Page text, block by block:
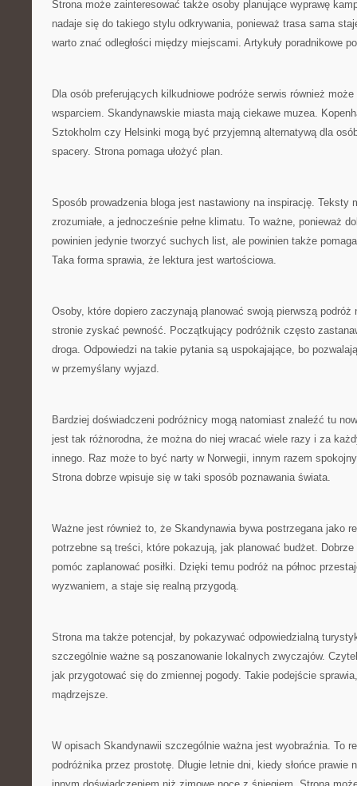
Strona może zainteresować także osoby planujące wyprawę
nadaje się do takiego stylu odkrywania, ponieważ trasa sama
warto znać odległości między miejscami. Artykuły poradnikowe
Dla osób preferujących kilkudniowe podróże serwis również
wsparciem. Skandynawskie miasta mają ciekawe muzea.
Sztokholm czy Helsinki mogą być przyjemną alternatywą dla
spacery. Strona pomaga ułożyć plan.
Sposób prowadzenia bloga jest nastawiony na inspirację. Teksty
zrozumiałe, a jednocześnie pełne klimatu. To ważne, ponieważ
powinien jedynie tworzyć suchych list, ale powinien także
Taka forma sprawia, że lektura jest wartościowa.
Osoby, które dopiero zaczynają planować swoją pierwszą podróż
stronie zyskać pewność. Początkujący podróżnik często
droga. Odpowiedzi na takie pytania są uspokajające, bo
w przemyślany wyjazd.
Bardziej doświadczeni podróżnicy mogą natomiast znaleźć tu
jest tak różnorodna, że można do niej wracać wiele razy i za
innego. Raz może to być narty w Norwegii, innym razem
Strona dobrze wpisuje się w taki sposób poznawania świata.
Ważne jest również to, że Skandynawia bywa postrzegana jako
potrzebne są treści, które pokazują, jak planować budżet. Dobrze
pomóc zaplanować posiłki. Dzięki temu podróż na północ
wyzwaniem, a staje się realną przygodą.
Strona ma także potencjał, by pokazywać odpowiedzialną
szczególnie ważne są poszanowanie lokalnych zwyczajów.
jak przygotować się do zmiennej pogody. Takie podejście
mądrzejsze.
W opisach Skandynawii szczególnie ważna jest wyobraźnia. To
podróżnika przez prostotę. Długie letnie dni, kiedy słońce prawie